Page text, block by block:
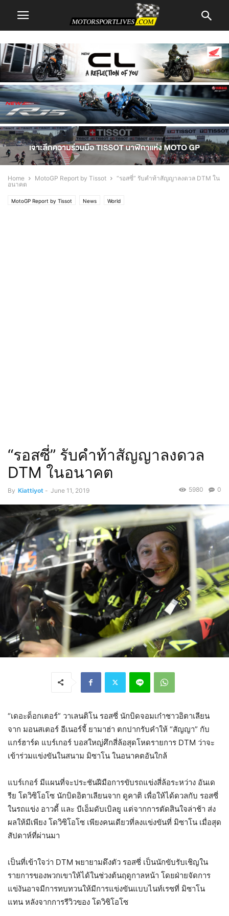
Home MotoGP Report by Tissot
“รอสซี่” รับคำท้าสัญญาลงดวล DTM ใน
อนาคต
MotoGP Report by Tissot News World
“รอสซี่” รับคำท้าสัญญาลงดวล
DTM ในอนาคต
By Kiattiyot - June 11, 2019 0
5980
“เดอะด็อกเตอร์” วาเลนติโน รอสซี่ นักบิดจอมเก๋าชาวอิตาเลียน
จาก มอนสเตอร์ อีเนอร์จี้ ยามาฮ่า ตกปากรับคำให้ “สัญญา” กับ
แกร์ฮาร์ด แบร์เกอร์ บอสใหญ่ศึกสี่ล้อสุดโหดรายการ DTM ว่าจะ
เข้าร่วมแข่งขันในสนาม มิซาโน ในอนาคตอันใกล้
แบร์เกอร์ มีแผนที่จะประชันฝีมือการขับรถแข่งสี่ล้อระหว่าง อันเด
รีย โดวิซิโอโซ นักบิดอิตาเลียนจาก ดูคาติ เพื่อให้ได้ดวลกับ รอสซี่
ในรถแข่ง อาวดี้ และ บีเอ็มดับเบิลยู แต่จากการตัดสินใจล่าช้า ส่ง
ผลให้มีเพียง โดวิซิโอโซ เพียงคนเดียวที่ลงแข่งขันที่ มิซาโน เมื่อสุด
สัปดาห์ที่ผ่านมา
เป็นที่เข้าใจว่า DTM พยายามดึงตัว รอสซี่ เป็นนักขับรับเชิญใน
รายการของพวกเขาให้ได้ในช่วงต้นฤดูกาลหน้า โดยฝ่ายจัดการ
แข่งันอาจมีการทบทวนให้มีการแข่งขันแบบไนท์เรซที่ มิซาโน
แทน หลังจากการรีวิวของ โดวิซิโอโซ